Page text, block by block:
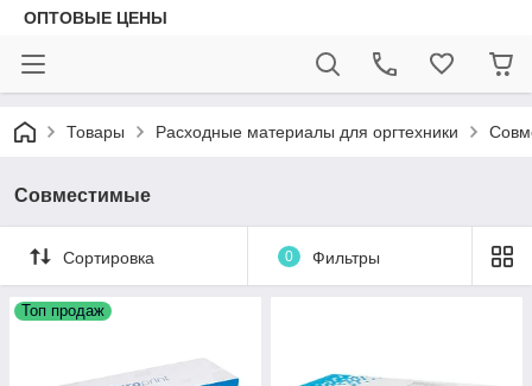
ОПТОВЫЕ ЦЕНЫ
Товары Расходные материалы для оргтехники
Совместимые
Сортировка 0 Фильтры
Топ продаж